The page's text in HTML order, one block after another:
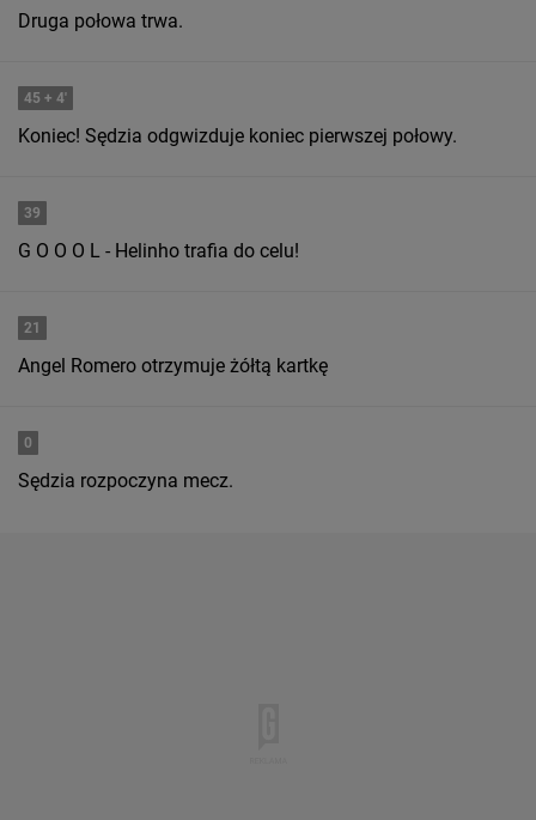
Druga połowa trwa.
45 + 4'
Koniec! Sędzia odgwizduje koniec pierwszej połowy.
39
G O O O L - Helinho trafia do celu!
21
Angel Romero otrzymuje żółtą kartkę
0
Sędzia rozpoczyna mecz.